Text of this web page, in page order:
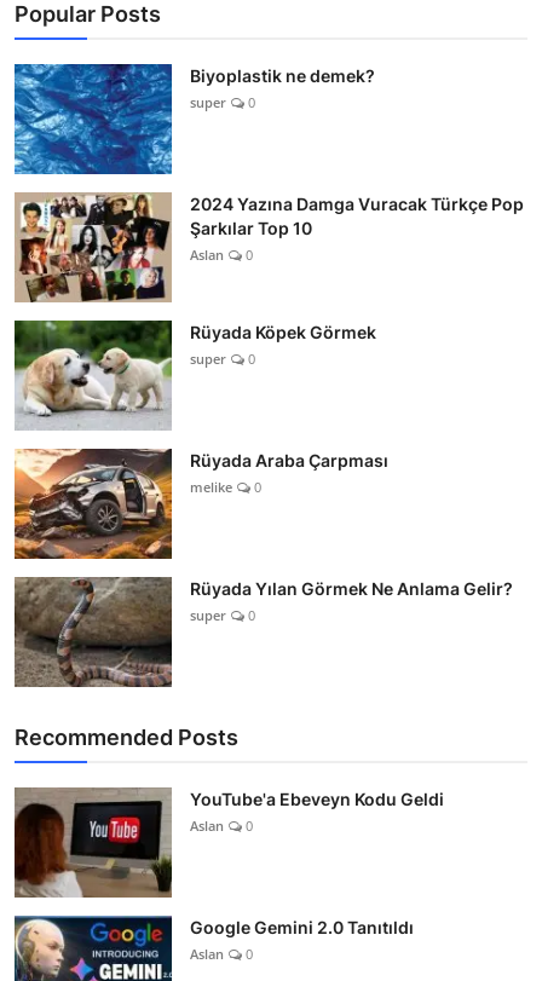
Popular Posts
Biyoplastik ne demek?
super 0
2024 Yazına Damga Vuracak Türkçe Pop
Şarkılar Top 10
Aslan 0
Rüyada Köpek Görmek
super 0
Rüyada Araba Çarpması
melike 0
Rüyada Yılan Görmek Ne Anlama Gelir?
super 0
Recommended Posts
YouTube'a Ebeveyn Kodu Geldi
Aslan 0
Google Gemini 2.0 Tanıtıldı
Aslan 0